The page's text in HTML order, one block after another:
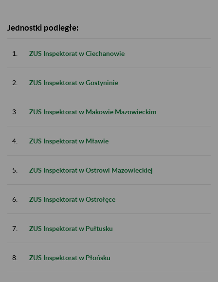
Jednostki podległe:
1. ZUS Inspektorat w Ciechanowie
2. ZUS Inspektorat w Gostyninie
3. ZUS Inspektorat w Makowie Mazowieckim
4. ZUS Inspektorat w Mławie
5. ZUS Inspektorat w Ostrowi Mazowieckiej
6. ZUS Inspektorat w Ostrołęce
7. ZUS Inspektorat w Pułtusku
8. ZUS Inspektorat w Płońsku